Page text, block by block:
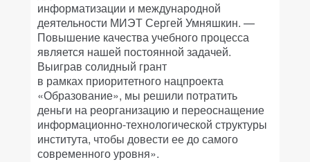
информатизации и международной
деятельности МИЭТ Сергей Умняшкин. —
Повышение качества учебного процесса
является нашей постоянной задачей.
Выиграв солидный грант
в рамках приоритетного нацпроекта
«Образование», мы решили потратить
деньги на реорганизацию и переоснащение
информационно-технологической структуры
института, чтобы довести ее до самого
современного уровня».